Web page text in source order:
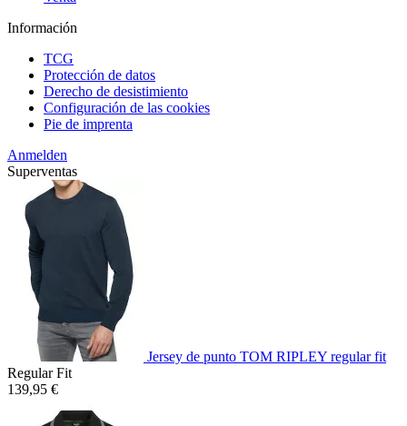
Información
TCG
Protección de datos
Derecho de desistimiento
Configuración de las cookies
Pie de imprenta
Anmelden
Superventas
Jersey de punto TOM RIPLEY regular fit
Regular Fit
139,95 €